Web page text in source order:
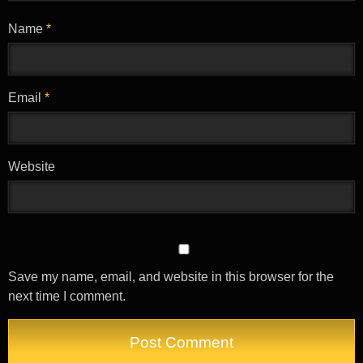
කැමති. ඒ නැතත් එයා අඳින ඕනම ඇඳූමකට හරි හැඩයි. මූණ හරිම
පුළුල් උකුල ඇගේ රුව තව වැඩිකලා. මම කාමරේ ඇතුලට ගියා.
දොර අයිනෙ පොත් මේසෙ. ඊට එහා කොම්පියුටරේ. අනික් බිත්තිය
ලොකු කන්නාඩියක් තියෙනව. ‘“ඔයා දැන් ලොකු ලමයෙක්නෙ?
මගේ කණ ලඟට උසයි. මල්ලිට දැන් වයස කීයද?”
Name *
Email *
Website
Save my name, email, and website in this browser for the
next time I comment.